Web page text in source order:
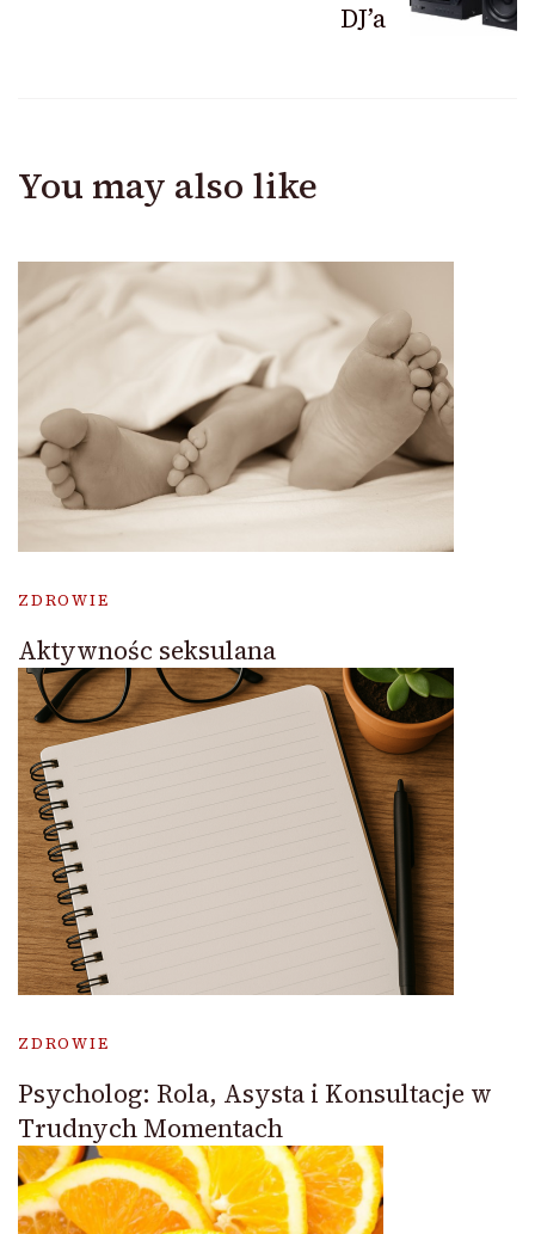
DJ’a
You may also like
ZDROWIE
Aktywnośc seksulana
ZDROWIE
Psycholog: Rola, Asysta i Konsultacje w
Trudnych Momentach